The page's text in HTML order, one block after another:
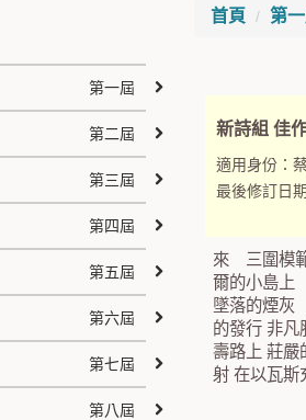
首頁 第
新詩組 佳
適用身份：
最後修訂日期
來 三圍模
爾的小島
墜落的煙灰
的發行 非
壽路上 莊
射 在以瓦
第一屆
第二屆
第三屆
第四屆
第五屆
第六屆
第七屆
第八屆